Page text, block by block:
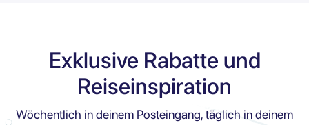
Exklusive Rabatte und
Reiseinspiration
Wöchentlich in deinem Posteingang, täglich in deinem